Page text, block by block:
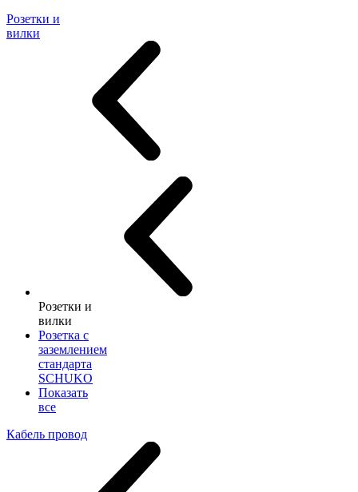
Розетки и
вилки
Розетки и
вилки
Розетка с
заземлением
стандарта
SCHUKO
Показать
все
Кабель провод